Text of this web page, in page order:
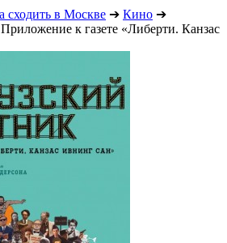
в Москве ➔ Кино ➔
к газете «Либерти. Канзас